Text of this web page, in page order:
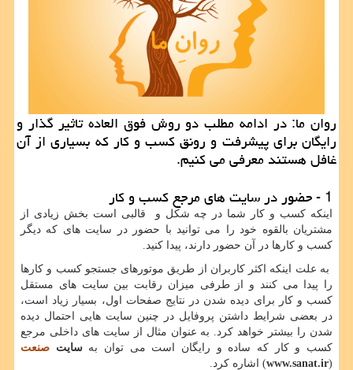
روان ما: در ادامه مطلب دو روش فوق العاده تاثیر گذار و
رایگان برای پیشرفت و رونق كسب و كار كه بسیاری از آن
غافل هستند معرفی می كنیم.
1 - حضور در سایت های مرجع کسب و کار
اینکه کسب و کار شما در چه شکل و قالبی است بخش زیادی از
مشتریان بالقوه خود را می توانید با حضور در سایت های که دیگر
کسب و کارها در آن حضور دارند، پیدا کنید.
به علت اینکه اکثر کاربران از طریق موتورهای جستجو کسب و کارها
را پیدا می کنند و از طرفی میزان رقابت بین سایت های مستقل
کسب و کار برای دیده شدن در نتایج صفحات اول، بسیار زیاد است،
در بعضی شرایط داشتن پروفایل در چنین سایت هایی احتمال دیده
شدن را بیشتر خواهد کرد. به عنوان مثال از سایت های داخلی مرجع
کسب و کار که ساده و رایگان است می توان بهسایت صنعت
(
www.sanat.ir) اشاره کرد.